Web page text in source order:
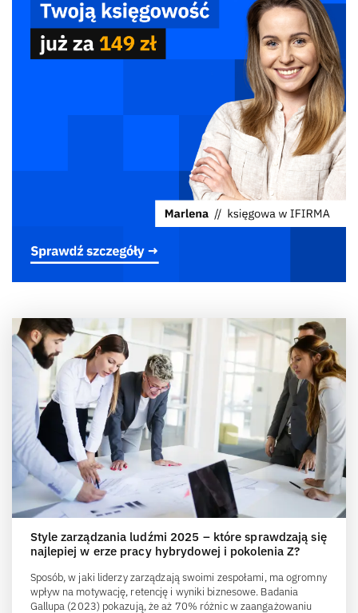
Style zarządzania ludźmi 2025 – które sprawdzają się
najlepiej w erze pracy hybrydowej i pokolenia Z?
Sposób, w jaki liderzy zarządzają swoimi zespołami, ma ogromny
wpływ na motywację, retencję i wyniki biznesowe. Badania
Gallupa (2023) pokazują, że aż 70% różnic w zaangażowaniu